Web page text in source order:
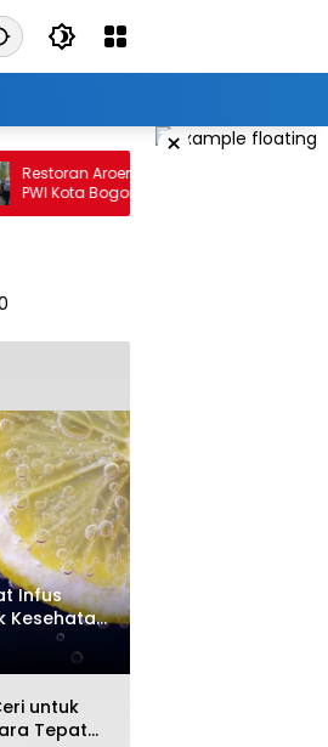
×
Aroem Jadikan depan Kantor
Kota Bogor Sebagai Area Parkir, Ketua
Dilarang Parkir
Infus
Kesehatan
untuk
Tepat